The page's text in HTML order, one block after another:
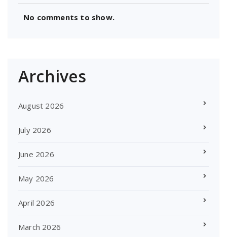
No comments to show.
Archives
August 2026
July 2026
June 2026
May 2026
April 2026
March 2026